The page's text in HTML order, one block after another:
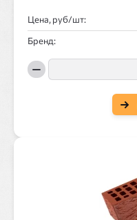
Цена, руб/ :
Бренд: